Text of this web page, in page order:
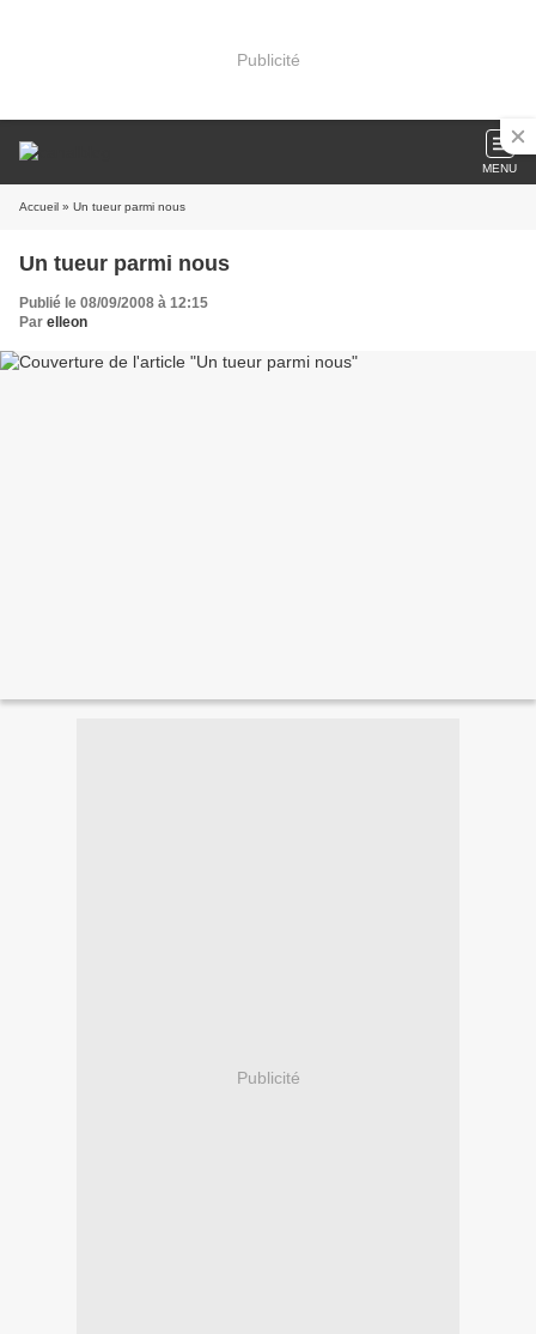
Publicité
MENU
Accueil » Un tueur parmi nous
Un tueur parmi nous
Publié le 08/09/2008 à 12:15
Par elleon
Publicité